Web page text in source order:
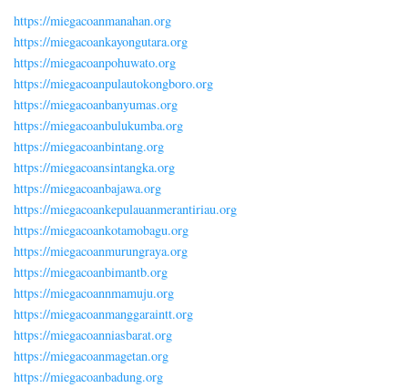
https://miegacoanmanahan.org
https://miegacoankayongutara.org
https://miegacoanpohuwato.org
https://miegacoanpulautokongboro.org
https://miegacoanbanyumas.org
https://miegacoanbulukumba.org
https://miegacoanbintang.org
https://miegacoansintangka.org
https://miegacoanbajawa.org
https://miegacoankepulauanmerantiriau.org
https://miegacoankotamobagu.org
https://miegacoanmurungraya.org
https://miegacoanbimantb.org
https://miegacoannmamuju.org
https://miegacoanmanggaraintt.org
https://miegacoanniasbarat.org
https://miegacoanmagetan.org
https://miegacoanbadung.org